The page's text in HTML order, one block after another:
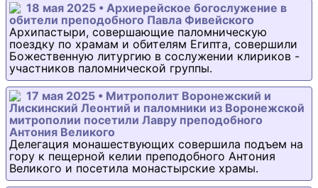
18 мая 2025 • Архиерейское богослужение в
обители преподобного Павла Фивейского
Архипастыри, совершающие паломническую
поездку по храмам и обителям Египта, совершили
Божественную литургию в сослужении клириков -
участников паломнической группы.
17 мая 2025 • Митрополит Воронежский и
Лискинский Леонтий и паломники из Воронежской
митрополии посетили Лавру преподобного
Антония Великого
Делегация монашествующих совершила подъем на
гору к пещерной келии преподобного Антония
Великого и посетила монастырские храмы.